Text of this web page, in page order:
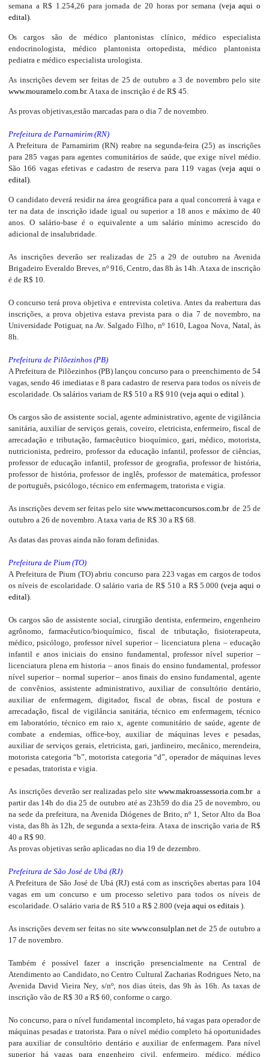
semana a R$ 1.254,26 para jornada de 20 horas por semana (veja aqui o
edital).
Os cargos são de médico plantonistas clínico, médico especialista
endocrinologista, médico plantonista ortopedista, médico plantonista
pediatra e médico especialista urologista.
As inscrições devem ser feitas de 25 de outubro a 3 de novembro pelo site
www.mouramelo.com.br. A taxa de inscrição é de R$ 45.
As provas objetivas,estão marcadas para o dia 7 de novembro.
Prefeitura de Parnamirim (RN)
A Prefeitura de Parnamirim (RN) reabre na segunda-feira (25) as inscrições
para 285 vagas para agentes comunitários de saúde, que exige nível médio.
São 166 vagas efetivas e cadastro de reserva para 119 vagas (veja aqui o
edital).
O candidato deverá residir na área geográfica para a qual concorrerá à vaga e
ter na data de inscrição idade igual ou superior a 18 anos e máximo de 40
anos. O salário-base é o equivalente a um salário mínimo acrescido do
adicional de insalubridade.
As inscrições deverão ser realizadas de 25 a 29 de outubro na Avenida
Brigadeiro Everaldo Breves, nº 916, Centro, das 8h às 14h. A taxa de inscrição
é de R$ 10.
O concurso terá prova objetiva e entrevista coletiva. Antes da reabertura das
inscrições, a prova objetiva estava prevista para o dia 7 de novembro, na
Universidade Potiguar, na Av. Salgado Filho, nº 1610, Lagoa Nova, Natal, às
8h.
Prefeitura de Pilõezinhos (PB)
A Prefeitura de Pilõezinhos (PB) lançou concurso para o preenchimento de 54
vagas, sendo 46 imediatas e 8 para cadastro de reserva para todos os níveis de
escolaridade. Os salários variam de R$ 510 a R$ 910 (veja aqui o edital ).
Os cargos são de assistente social, agente administrativo, agente de vigilância
sanitária, auxiliar de serviços gerais, coveiro, eletricista, enfermeiro, fiscal de
arrecadação e tributação, farmacêutico bioquímico, gari, médico, motorista,
nutricionista, pedreiro, professor da educação infantil, professor de ciências,
professor de educação infantil, professor de geografia, professor de história,
professor de história, professor de inglês, professor de matemática, professor
de português, psicólogo, técnico em enfermagem, tratorista e vigia.
As inscrições devem ser feitas pelo site www.mettaconcursos.com.brde 25 de
outubro a 26 de novembro. A taxa varia de R$ 30 a R$ 68.
As datas das provas ainda não foram definidas.
Prefeitura de Pium (TO)
A Prefeitura de Pium (TO) abriu concurso para 223 vagas em cargos de todos
os níveis de escolaridade. O salário varia de R$ 510 a R$ 5.000(veja aqui o
edital).
Os cargos são de assistente social, cirurgião dentista, enfermeiro, engenheiro
agrônomo, farmacêutico/bioquímico, fiscal de tributação, fisioterapeuta,
médico, psicólogo, professor nível superior – licenciatura plena – educação
infantil e anos iniciais do ensino fundamental, professor nível superior –
licenciatura plena em historia – anos finais do ensino fundamental, professor
nível superior – normal superior – anos finais do ensino fundamental, agente
de convênios, assistente administrativo, auxiliar de consultório dentário,
auxiliar de enfermagem, digitador, fiscal de obras, fiscal de postura e
arrecadação, fiscal de vigilância sanitária, técnico em enfermagem, técnico
em laboratório, técnico em raio x, agente comunitário de saúde, agente de
combate a endemias, office-boy, auxiliar de máquinas leves e pesadas,
auxiliar de serviços gerais, eletricista, gari, jardineiro, mecânico, merendeira,
motorista categoria “b”, motorista categoria “d”, operador de máquinas leves
e pesadas, tratorista e vigia.
As inscrições deverão ser realizadas pelo sitewww.makroassessoria.com.bra
partir das 14h do dia 25 de outubro até as 23h59 do dia 25 de novembro, ou
na sede da prefeitura, na Avenida Diógenes de Brito, nº 1, Setor Alto da Boa
vista, das 8h às 12h, de segunda a sexta-feira. A taxa de inscrição varia de R$
40 a R$ 90.
As provas objetivas serão aplicadas no dia 19 de dezembro.
Prefeitura de São José de Ubá (RJ)
A Prefeitura de São José de Ubá (RJ) está com as inscrições abertas para 104
vagas em um concurso e um processo seletivo para todos os níveis de
escolaridade. O salário varia de R$ 510 a R$ 2.800 (veja aqui os editais ).
As inscrições devem ser feitas no site www.consulplan.netde 25 de outubro a
17 de novembro.
Também é possível fazer a inscrição presencialmente na Central de
Atendimento ao Candidato, no Centro Cultural Zacharias Rodrigues Neto, na
Avenida David Vieira Ney, s/nº, nos dias úteis, das 9h às 16h. As taxas de
inscrição vão de R$ 30 a R$ 60, conforme o cargo.
No concurso, para o nível fundamental incompleto, há vagas para operador de
máquinas pesadas e tratorista. Para o nível médio completo há oportunidades
para auxiliar de consultório dentário e auxiliar de enfermagem. Para nível
superior há vagas para engenheiro civil, enfermeiro, médico, médico